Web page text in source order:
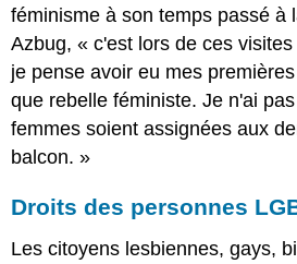
féminisme à son temps passé à
Azbug, « c'est lors de ces
je pense avoir eu mes
que rebelle féministe. Je n'ai
femmes soient assignées aux
balcon. »
Droits des personnes
Les citoyens lesbiennes, gays,